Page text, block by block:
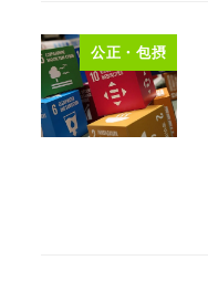
公正・包摂